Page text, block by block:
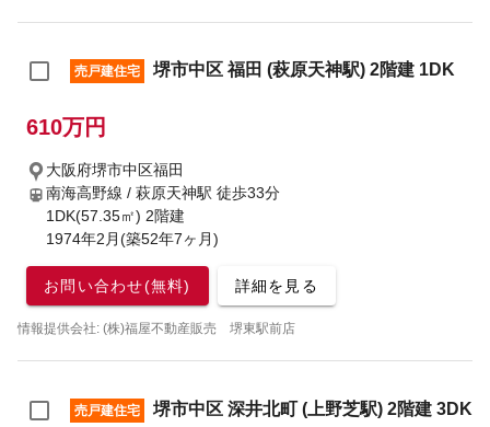
売戸建住宅 堺市中区 福田 (萩原天神駅) 2階建 1DK
610万円
大阪府堺市中区福田
南海高野線 / 萩原天神駅 徒歩33分
1DK(57.35㎡) 2階建
1974年2月(築52年7ヶ月)
お問い合わせ(無料) 詳細を見る
情報提供会社: (株)福屋不動産販売 堺東駅前店
売戸建住宅 堺市中区 深井北町 (上野芝駅) 2階建 3DK